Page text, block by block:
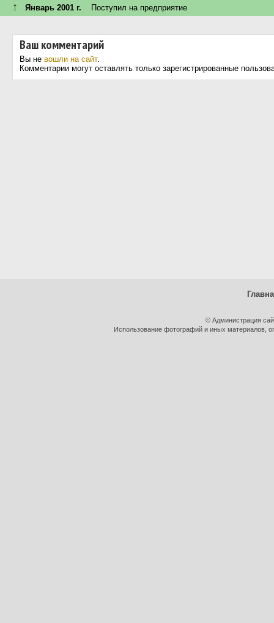
↑ Январь 2001 г. Поступил на предприятие
Ваш комментарий
Вы не вошли на сайт.
Комментарии могут оставлять только зарегистрированные
© Администрация
Использование фотографий и иных материалов,